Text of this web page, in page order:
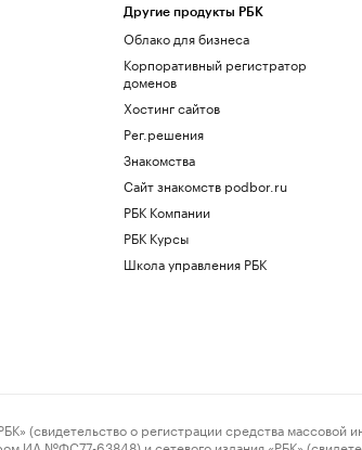
Другие продукты РБК
Облако для бизнеса
Корпоративный регистратор
доменов
Хостинг сайтов
Рег.решения
Знакомства
Сайт знакомств podbor.ru
РБК Компании
РБК Курсы
Школа управления РБК
о регистрации средства массовой